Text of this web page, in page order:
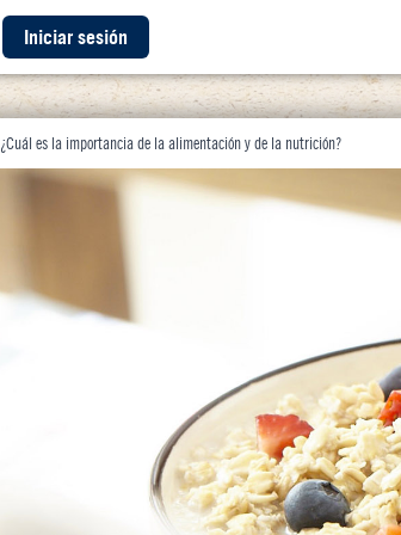
Iniciar sesión
¿Cuál es la importancia de la alimentación y de la nutrición?